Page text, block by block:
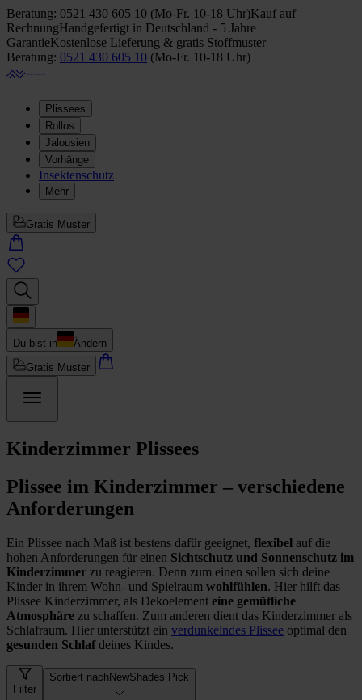
Beratung: 0521 430 605 10 (Mo-Fr. 10-18 Uhr)Kauf auf
RechnungHandgefertigt in Deutschland - 5 Jahre
GarantieKostenlose Lieferung & gratis Stoffmuster
Beratung: 0521 430 605 10 (Mo-Fr. 10-18 Uhr)
Plissees
Rollos
Jalousien
Vorhänge
Insektenschutz
Mehr
Gratis Muster
Du bist in
Ändern
Gratis Muster
Kinderzimmer Plissees
Plissee im Kinderzimmer – verschiedene
Anforderungen
Ein Plissee nach Maß ist bestens dafür geeignet, flexibel auf die
hohen Anforderungen für einen Sichtschutz und Sonnenschutz im
Kinderzimmer zu reagieren. Denn zum einen sollen sich deine
Kinder in ihrem Wohn- und Spielraum wohlfühlen. Hier hilft das
Plissee Kinderzimmer, als Dekoelement eine gemütliche
Atmosphäre zu schaffen. Zum anderen dient das Kinderzimmer als
Schlafraum. Hier unterstützt ein verdunkelndes Plissee optimal den
gesunden Schlafdeines Kindes.
Filter
Sortiert nachNewShades Pick